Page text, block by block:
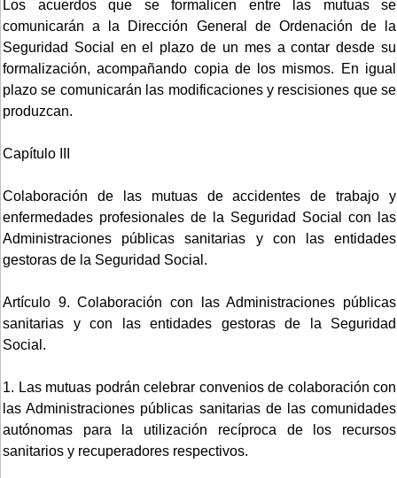
Los acuerdos que se formalicen entre las mutuas se
comunicarán a la Dirección General de Ordenación de la
Seguridad Social en el plazo de un mes a contar desde su
formalización, acompañando copia de los mismos. En igual
plazo se comunicarán las modificaciones y rescisiones que se
produzcan.
Capítulo III
Colaboración de las mutuas de accidentes de trabajo y
enfermedades profesionales de la Seguridad Social con las
Administraciones públicas sanitarias y con las entidades
gestoras de la Seguridad Social.
Artículo 9. Colaboración con las Administraciones públicas
sanitarias y con las entidades gestoras de la Seguridad
Social.
1. Las mutuas podrán celebrar convenios de colaboración con
las Administraciones públicas sanitarias de las comunidades
autónomas para la utilización recíproca de los recursos
sanitarios y recuperadores respectivos.